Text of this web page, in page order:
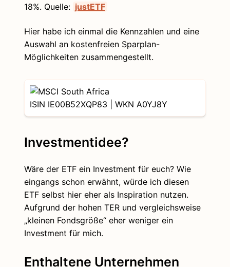
18%. Quelle: justETF
Hier habe ich einmal die Kennzahlen und eine
Auswahl an kostenfreien Sparplan-
Möglichkeiten zusammengestellt.
ISIN IE00B52XQP83 | WKN A0YJ8Y
Investmentidee?
Wäre der ETF ein Investment für euch? Wie
eingangs schon erwähnt, würde ich diesen
ETF selbst hier eher als Inspiration nutzen.
Aufgrund der hohen TER und vergleichsweise
„kleinen Fondsgröße“ eher weniger ein
Investment für mich.
Enthaltene Unternehmen